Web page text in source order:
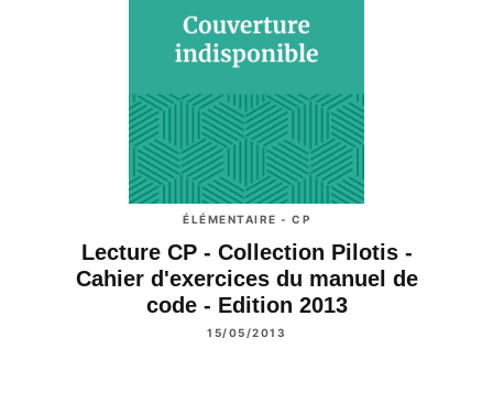
ÉLÉMENTAIRE - CP
Lecture CP - Collection Pilotis -
Cahier d'exercices du manuel de
code - Edition 2013
15/05/2013